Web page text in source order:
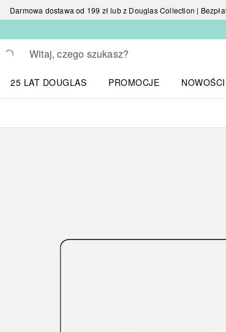
Darmowa dostawa od 199 zł lub z Douglas Collection |
Wracać
Wykonaj wyszukiwanie
25 LAT DOUGLAS
PROMOCJE